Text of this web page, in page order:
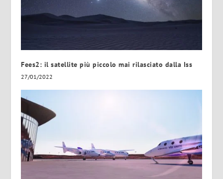
Fees2: il satellite più piccolo mai rilasciato dalla Iss
27/01/2022